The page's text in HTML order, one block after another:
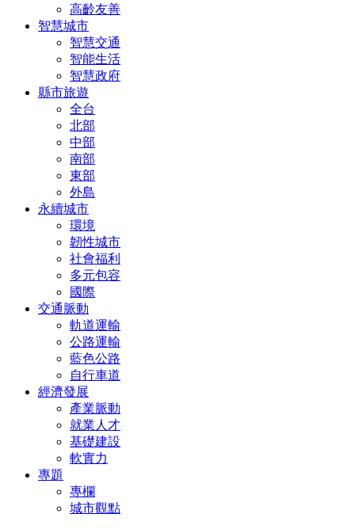
高齡友善
智慧城市
智慧交通
智能生活
智慧政府
縣市旅遊
全台
北部
中部
南部
東部
外島
永續城市
環境
韌性城市
社會福利
多元包容
國際
交通脈動
軌道運輸
公路運輸
藍色公路
自行車道
經濟發展
產業脈動
就業人才
基礎建設
軟實力
專題
專欄
城市觀點